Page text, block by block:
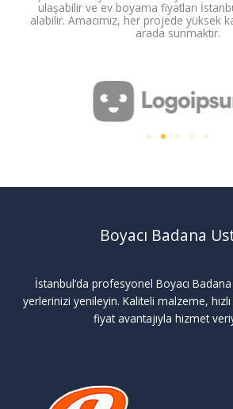
ulaşabilir ve ev boyama fiyatları
alabilir. Amacımız, her projede yüksek
arada sunmaktır.
Boyacı Badana
İstanbul’da profesyonel Boyacı
yerlerinizi yenileyin. Kaliteli malzeme,
fiyat avantajıyla hizmet